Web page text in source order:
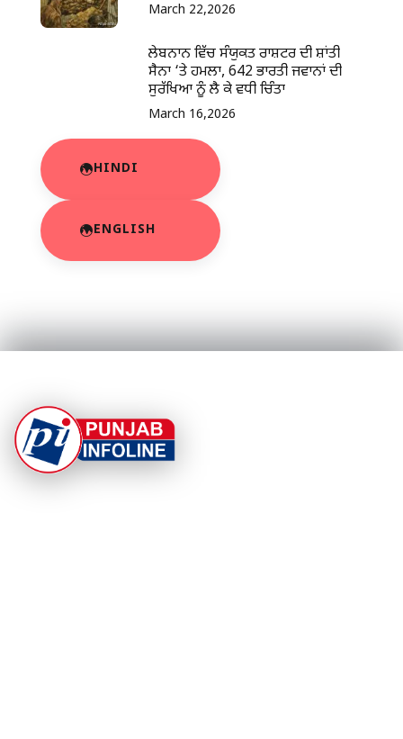
March 22,2026
ਲੇਬਨਾਨ ਵਿੱਚ ਸੰਯੁਕਤ ਰਾਸ਼ਟਰ ਦੀ ਸ਼ਾਂਤੀ
ਸੈਨਾ ‘ਤੇ ਹਮਲਾ, 642 ਭਾਰਤੀ ਜਵਾਨਾਂ ਦੀ
ਸੁਰੱਖਿਆ ਨੂੰ ਲੈ ਕੇ ਵਧੀ ਚਿੰਤਾ
March 16,2026
HINDI
ENGLISH